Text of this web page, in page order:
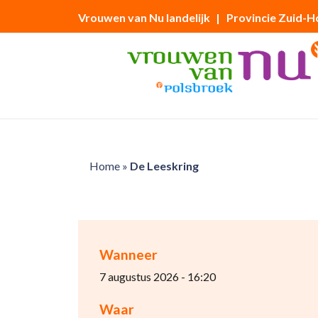
Vrouwen van Nu landelijk | Provincie Zuid-
Home» De Leeskring
Wanneer
7 augustus 2026 - 16:20
Waar